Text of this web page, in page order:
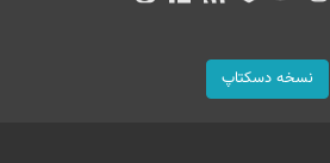
نسخه دسکتاپ